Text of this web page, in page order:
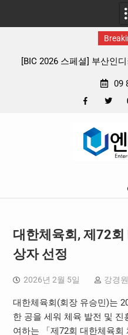
넥트페스티벌 출품 인디 리듬
09
대한체육회, 제72
상자 선정
2026년 2월 5일 강경원
대한체육회(회장 유승민)는
한 공을 세워 체육 발전 및
여하는 「제72회 대한체육